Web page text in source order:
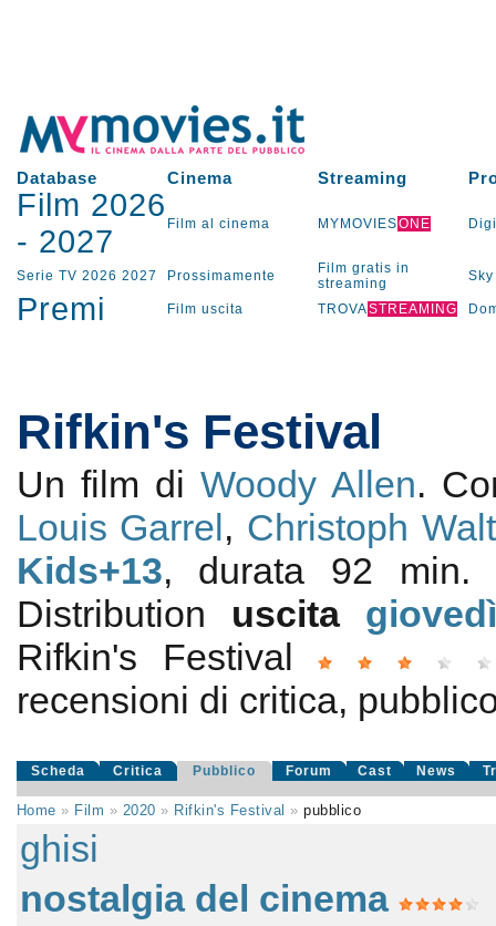
Database Cinema Streaming
Film 2026
- 2027 Film al cinema MYMOVIESONE
Serie TV 2026 2027 Prossimamente
Film gratis in
streaming
Sky
Premi Film uscita TROVASTREAMING
Rifkin's Festival
Un film diWoody Allen.
Louis Garrel, Christoph
Kids+13, durata 92
Distribution uscita
Rifkin's Festival
recensioni di critica,
Scheda Critica Pubblico Forum Cast News
Home » Film » 2020 » Rifkin's Festival »pubblico
ghisi
nostalgia del cinema